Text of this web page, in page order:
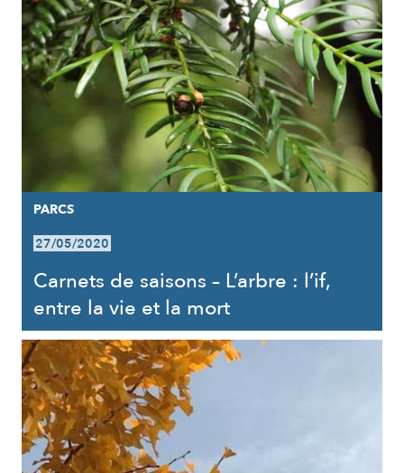
PARCS
27/05/2020
Carnets de saisons – L’arbre : l’if,
entre la vie et la mort